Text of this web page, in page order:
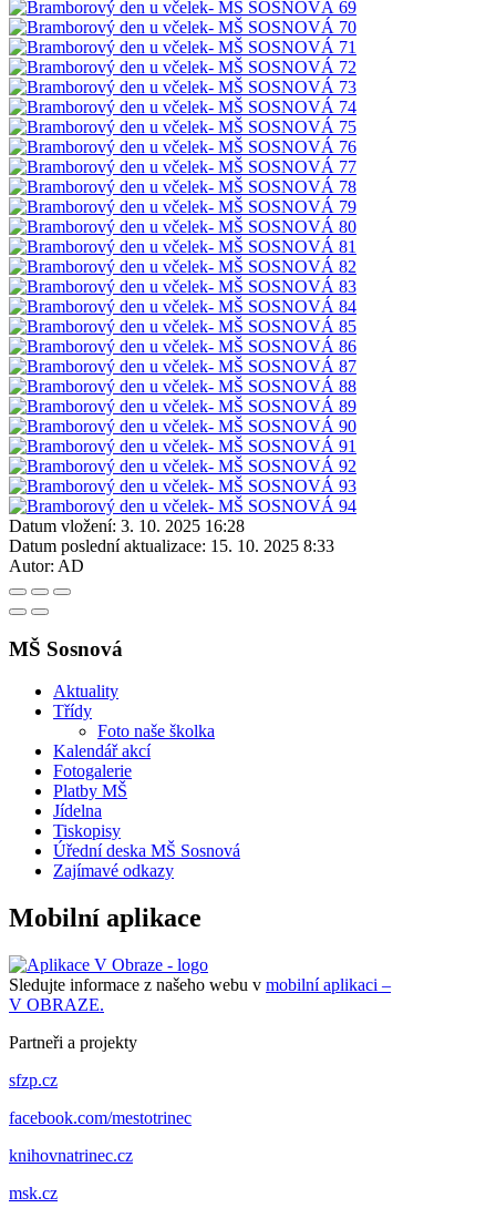
Datum vložení: 3. 10. 2025 16:28
Datum poslední aktualizace: 15. 10. 2025 8:33
Autor: AD
MŠ Sosnová
Aktuality
Třídy
Foto naše školka
Kalendář akcí
Fotogalerie
Platby MŠ
Jídelna
Tiskopisy
Úřední deska MŠ Sosnová
Zajímavé odkazy
Mobilní aplikace
Sledujte informace z našeho webu v mobilní aplikaci –
V OBRAZE.
Partneři a projekty
sfzp.cz
facebook.com/mestotrinec
knihovnatrinec.cz
msk.cz